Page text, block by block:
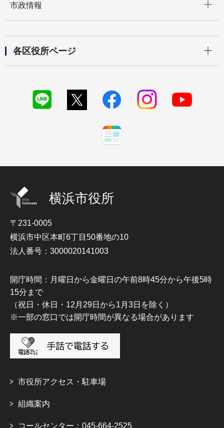
市政情報
各区役所ページ
横浜市役所
〒231-0005
横浜市中区本町6丁目50番地の10
法人番号：3000020141003
開庁時間：月曜日から金曜日の午前8時45分から午後5時
15分まで
（祝日・休日・12月29日から1月3日を除く）
※一部の窓口では開庁時間が異なる場合があります
市役所アクセス・駐車場
組織案内
コールセンター：045-664-2525